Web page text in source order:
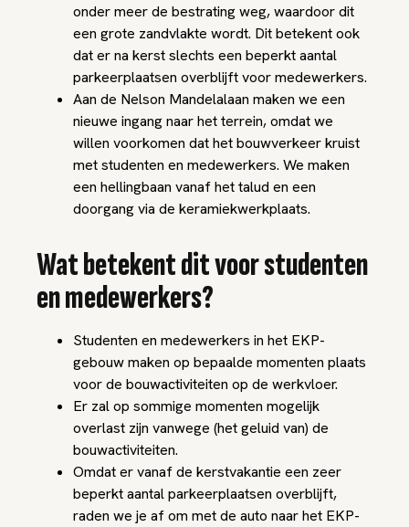
onder meer de bestrating weg, waardoor dit
een grote zandvlakte wordt. Dit betekent ook
dat er na kerst slechts een beperkt aantal
parkeerplaatsen overblijft voor medewerkers.
Aan de Nelson Mandelalaan maken we een
nieuwe ingang naar het terrein, omdat we
willen voorkomen dat het bouwverkeer kruist
met studenten en medewerkers. We maken
een hellingbaan vanaf het talud en een
doorgang via de keramiekwerkplaats.
Wat betekent dit voor studenten
en medewerkers?
Studenten en medewerkers in het EKP-
gebouw maken op bepaalde momenten plaats
voor de bouwactiviteiten op de werkvloer.
Er zal op sommige momenten mogelijk
overlast zijn vanwege (het geluid van) de
bouwactiviteiten.
Omdat er vanaf de kerstvakantie een zeer
beperkt aantal parkeerplaatsen overblijft,
raden we je af om met de auto naar het EKP-